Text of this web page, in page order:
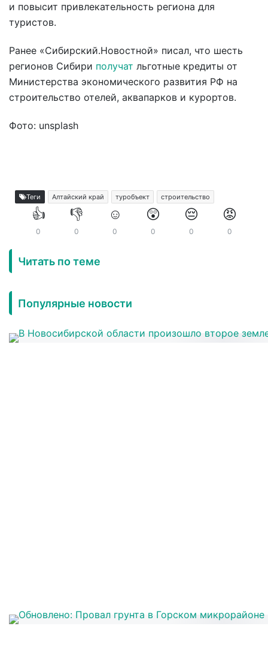
и повысит привлекательность региона для
туристов.
Ранее «Сибирский.Новостной» писал, что шесть
регионов Сибири получат льготные кредиты от
Министерства экономического развития РФ на
строительство отелей, аквапарков и курортов.
Фото: unsplash
Теги Алтайский край туробъект строительство
👍
0
👎
0
☺️
0
😲
0
😔
0
😡
0
Читать по теме
Популярные новости